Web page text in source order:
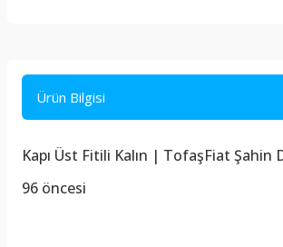
Ürün Bilgisi
Kapı Üst Fitili Kalın | TofaşFiat Şahin
96 öncesi